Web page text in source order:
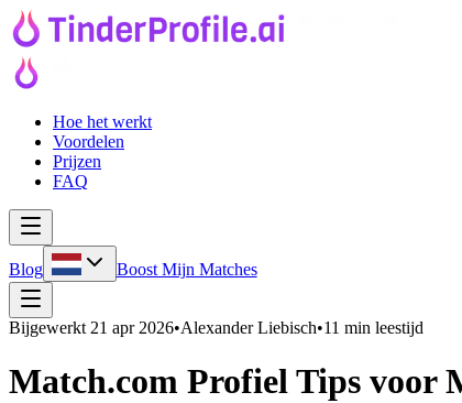
Hoe het werkt
Voordelen
Prijzen
FAQ
Blog Boost Mijn Matches
Bijgewerkt 21 apr 2026•Alexander Liebisch•11 min leestijd
Match.com Profiel Tips voor